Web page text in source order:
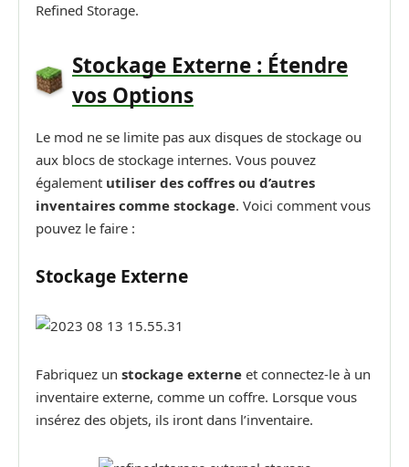
Refined Storage.
Stockage Externe : Étendre
vos Options
Le mod ne se limite pas aux disques de stockage ou
aux blocs de stockage internes. Vous pouvez
également utiliser des coffres ou d’autres
inventaires comme stockage. Voici comment vous
pouvez le faire :
Stockage Externe
Fabriquez un stockage externe et connectez-le à un
inventaire externe, comme un coffre. Lorsque vous
insérez des objets, ils iront dans l’inventaire.